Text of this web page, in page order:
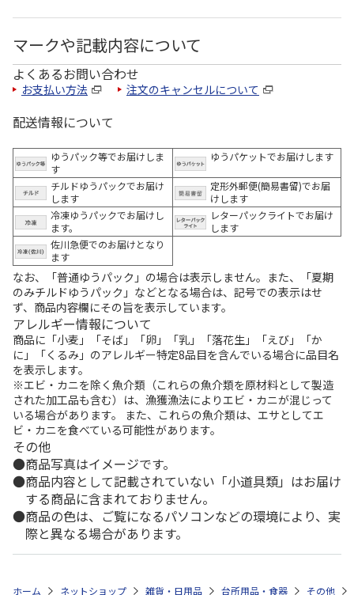
マークや記載内容について
よくあるお問い合わせ
お支払い方法 注文のキャンセルについて
配送情報について
ゆうパック等でお届けしま
す
ゆうパケットでお届けします
チルドゆうパックでお届け
します
定形外郵便(簡易書留)でお届
けします
冷凍ゆうパックでお届けし
ます。
レターパックライトでお届け
します
佐川急便でのお届けとなり
ます
なお、「普通ゆうパック」の場合は表示しません。また、「夏期
のみチルドゆうパック」などとなる場合は、記号での表示はせ
ず、商品内容欄にその旨を表示しています。
アレルギー情報について
商品に「小麦」「そば」「卵」「乳」「落花生」「えび」「か
に」「くるみ」のアレルギー特定8品目を含んでいる場合に品目名
を表示します。
※エビ・カニを除く魚介類（これらの魚介類を原材料として製造
された加工品も含む）は、漁獲漁法によりエビ・カニが混じって
いる場合があります。 また、これらの魚介類は、エサとしてエ
ビ・カニを食べている可能性があります。
その他
商品写真はイメージです。
商品内容として記載されていない「小道具類」はお届け
する商品に含まれておりません。
商品の色は、ご覧になるパソコンなどの環境により、実
際と異なる場合があります。
ホーム ネットショップ 雑貨・日用品 台所用品・食器 その他